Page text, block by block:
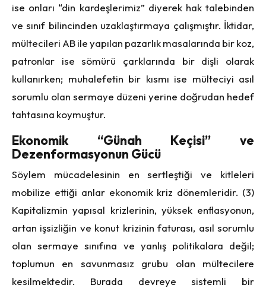
ise onları “din kardeşlerimiz” diyerek hak talebinden
ve sınıf bilincinden uzaklaştırmaya çalışmıştır. İktidar,
mültecileri AB ile yapılan pazarlık masalarında bir koz,
patronlar ise sömürü çarklarında bir dişli olarak
kullanırken; muhalefetin bir kısmı ise mülteciyi asıl
sorumlu olan sermaye düzeni yerine doğrudan hedef
tahtasına koymuştur.
Ekonomik “Günah Keçisi” ve
Dezenformasyonun Gücü
Söylem mücadelesinin en sertleştiği ve kitleleri
mobilize ettiği anlar ekonomik kriz dönemleridir. (3)
Kapitalizmin yapısal krizlerinin, yüksek enflasyonun,
artan işsizliğin ve konut krizinin faturası, asıl sorumlu
olan sermaye sınıfına ve yanlış politikalara değil;
toplumun en savunmasız grubu olan mültecilere
kesilmektedir. Burada devreye sistemli bir